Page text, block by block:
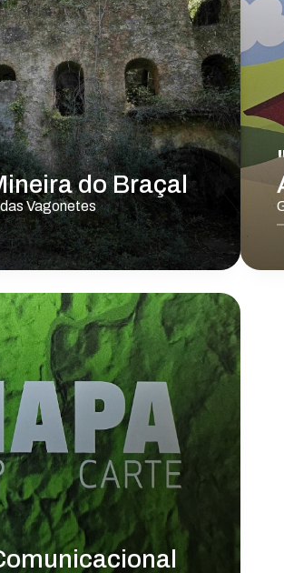
do Braçal
Vagonetes